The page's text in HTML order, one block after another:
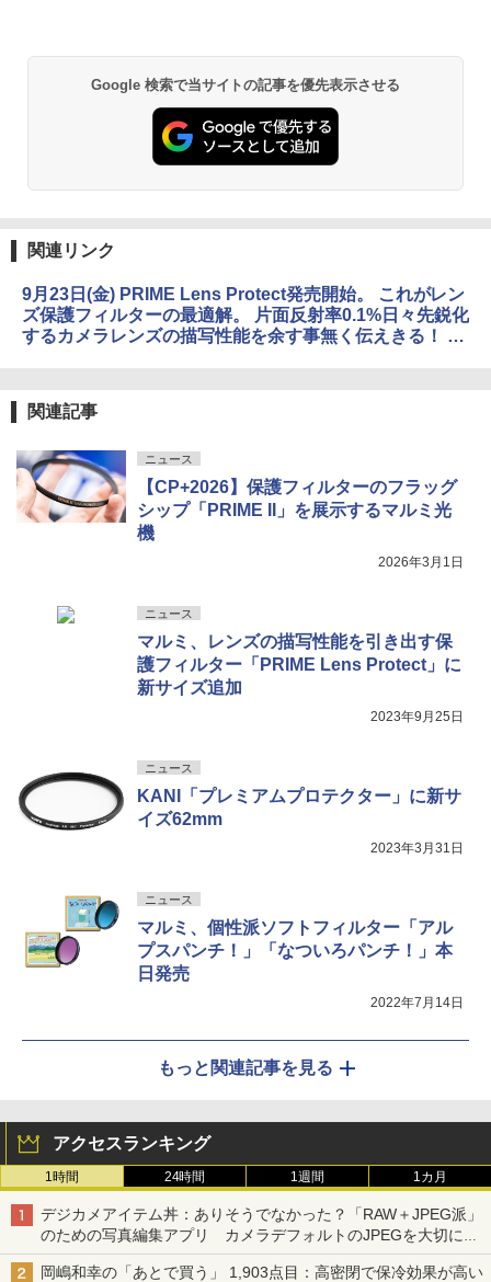
Google 検索で当サイトの記事を優先表示させる
関連リンク
9月23日(金) PRIME Lens Protect発売開始。 これがレン
ズ保護フィルターの最適解。 片面反射率0.1%日々先鋭化
するカメラレンズの描写性能を余す事無く伝えきる！ ｜
関連記事
ニュース
【CP+2026】保護フィルターのフラッグ
シップ「PRIME II」を展示するマルミ光
機
2026年3月1日
ニュース
マルミ、レンズの描写性能を引き出す保
護フィルター「PRIME Lens Protect」に
新サイズ追加
2023年9月25日
ニュース
KANI「プレミアムプロテクター」に新サ
イズ62mm
2023年3月31日
ニュース
マルミ、個性派ソフトフィルター「アル
プスパンチ！」「なついろパンチ！」本
日発売
2022年7月14日
もっと関連記事を見る
アクセスランキング
1時間 24時間 1週間 1カ月
デジカメアイテム丼：ありそうでなかった？「RAW＋JPEG派」
のための写真編集アプリ カメラデフォルトのJPEGを大切にす
る「Filmator」
岡嶋和幸の「あとで買う」 1,903点目：高密閉で保冷効果が高い